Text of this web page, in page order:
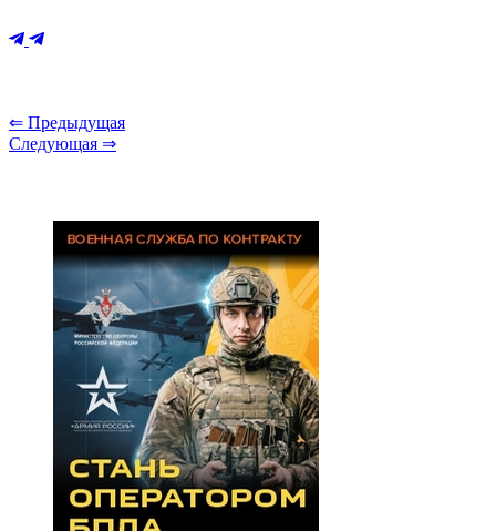
⇐ Предыдущая
Следующая ⇒